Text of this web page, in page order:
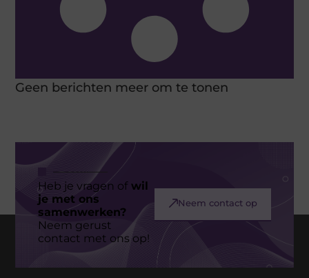
Geen berichten meer om te tonen
Heb je vragen ofwil
je met ons
samenwerken?
Neem gerust
contact met ons op!
Neem contact op